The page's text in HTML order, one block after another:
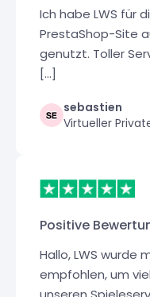
Ich habe LWS für
PrestaShop-Site
genutzt. Toller
[...]
sebastien
Virtueller
Positive
Hallo, LWS wurde
empfohlen, um